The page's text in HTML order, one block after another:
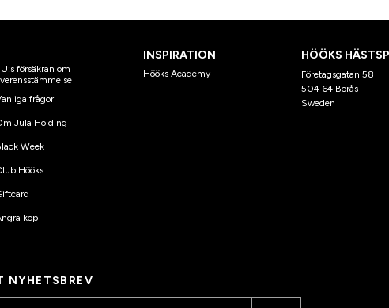
försäkran om
frågor
Jula Holding
Week
Hööks
köp
INSPIRATION
Hööks Academy
HÖÖKS
Företagsgatan 58
504 64 Borås
Sweden
NYHETSBREV